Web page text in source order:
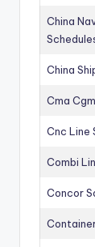
China
China
Cma
Cnc Line
Combi
Concor